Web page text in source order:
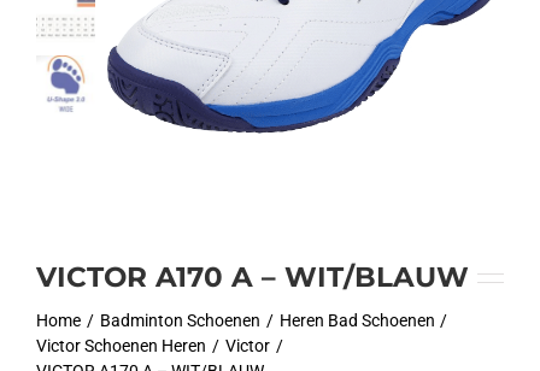
VICTOR A170 A – WIT/BLAUW
Home Badminton Schoenen
Heren Bad Schoenen
Victor Schoenen Heren
Victor